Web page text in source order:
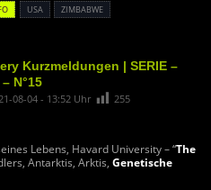
USA ZIMBABWE
Kurzmeldungen | SERIE –
N°15
08-04 - 13:52 Uhr 255
Lebens, Havard University – “The
Antarktis, Arktis, Genetische